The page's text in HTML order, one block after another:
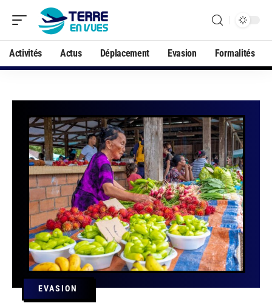
Activités Actus Déplacement Evasion Formalités
EVASION